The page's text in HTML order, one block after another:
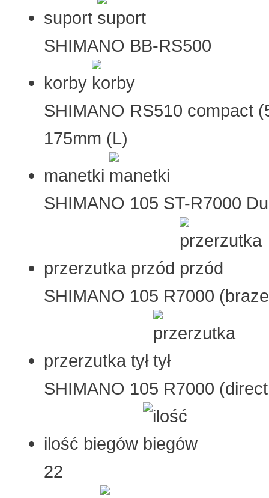
suport
SHIMANO BB-RS500
korby
SHIMANO RS510 compact
175mm (L)
manetki
SHIMANO 105 ST-R7000
przerzutka przód
SHIMANO 105 R7000
przerzutka tył
SHIMANO 105 R7000
ilość biegów
22